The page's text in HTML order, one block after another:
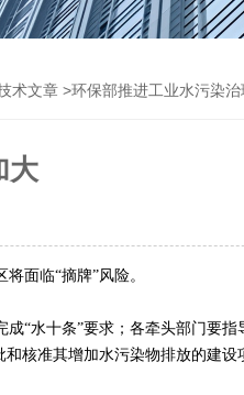
术文章>环保部推进工业水污染
大
面临“摘牌”风险。
“水十条”要求；各牵头部门要指
核准其增加水污染物排放的建设